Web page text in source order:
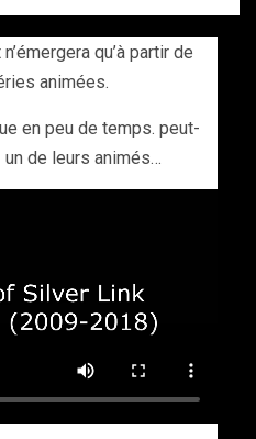
qu’à partir de
animées.
en peu de temps. peut-
de leurs animés…